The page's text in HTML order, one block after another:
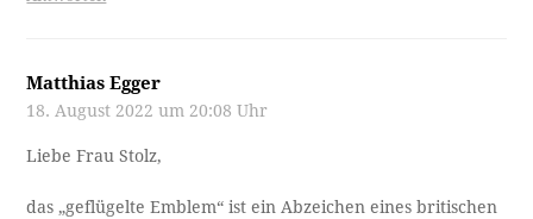
Matthias Egger
18. August 2022 um 20:08 Uhr
Liebe Frau Stolz,
das „geflügelte Emblem“ ist ein Abzeichen eines britischen